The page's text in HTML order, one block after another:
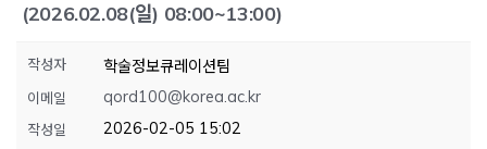
(2026.02.08(일) 08:00~13:00)
작성자 학술정보큐레이션팀
이메일 qord100@korea.ac.kr
작성일 2026-02-05 15:02